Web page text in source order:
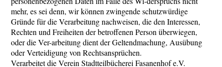
mehr, es sei denn, wir können zwingende schutzwürdige
Gründe für die Verarbeitung nachweisen, die den Interessen,
Rechten und Freiheiten der betroffenen Person überwiegen,
oder die Ver-arbeitung dient der Geltendmachung, Ausübung
oder Verteidigung von Rechtsansprüchen.
Verarbeitet die Verein Stadtteilbücherei Fasanenhof e.V.